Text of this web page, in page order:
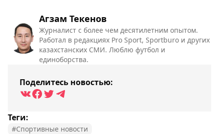
Агзам Текенов
Журналист с более чем десятилетним опытом.
Работал в редакциях Pro Sport, Sportburo и других
казахстанских СМИ. Люблю футбол и
единоборства.
Поделитесь новостью:
Теги:
#Спортивные новости